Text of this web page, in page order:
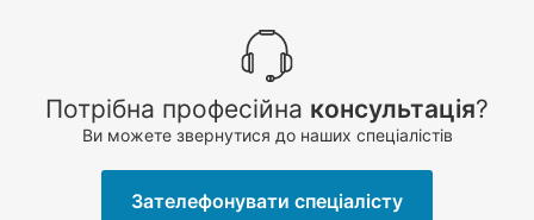
Потрібна професійна консультація?
Ви можете звернутися до наших спеціалістів
Зателефонувати спеціалісту